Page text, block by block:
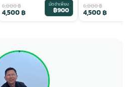
6,000฿
4,500฿
มัดจำเพียง
฿900 6,000฿
4,500฿